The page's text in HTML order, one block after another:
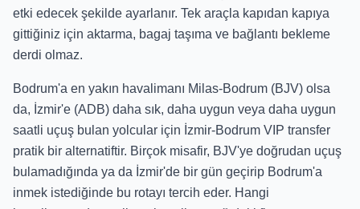
etki edecek şekilde ayarlanır. Tek araçla kapıdan kapıya
gittiğiniz için aktarma, bagaj taşıma ve bağlantı bekleme
derdi olmaz.
Bodrum'a en yakın havalimanı Milas-Bodrum (BJV) olsa
da, İzmir'e (ADB) daha sık, daha uygun veya daha uygun
saatli uçuş bulan yolcular için İzmir-Bodrum VIP transfer
pratik bir alternatiftir. Birçok misafir, BJV'ye doğrudan uçuş
bulamadığında ya da İzmir'de bir gün geçirip Bodrum'a
inmek istediğinde bu rotayı tercih eder. Hangi